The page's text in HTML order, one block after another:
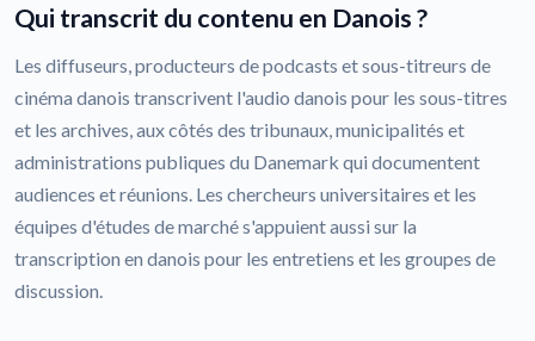
Qui transcrit du contenu en Danois ?
Les diffuseurs, producteurs de podcasts et sous-titreurs de
cinéma danois transcrivent l'audio danois pour les sous-titres
et les archives, aux côtés des tribunaux, municipalités et
administrations publiques du Danemark qui documentent
audiences et réunions. Les chercheurs universitaires et les
équipes d'études de marché s'appuient aussi sur la
transcription en danois pour les entretiens et les groupes de
discussion.